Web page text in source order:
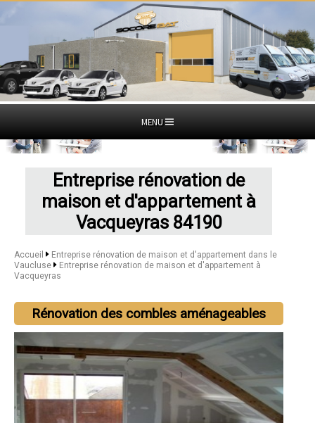
MENU
Entreprise rénovation de
maison et d'appartement à
Vacqueyras 84190
Accueil
Entreprise rénovation de maison et d'appartement dans le
Vaucluse
Entreprise rénovation de maison et d'appartement à
Vacqueyras
Rénovation des combles aménageables